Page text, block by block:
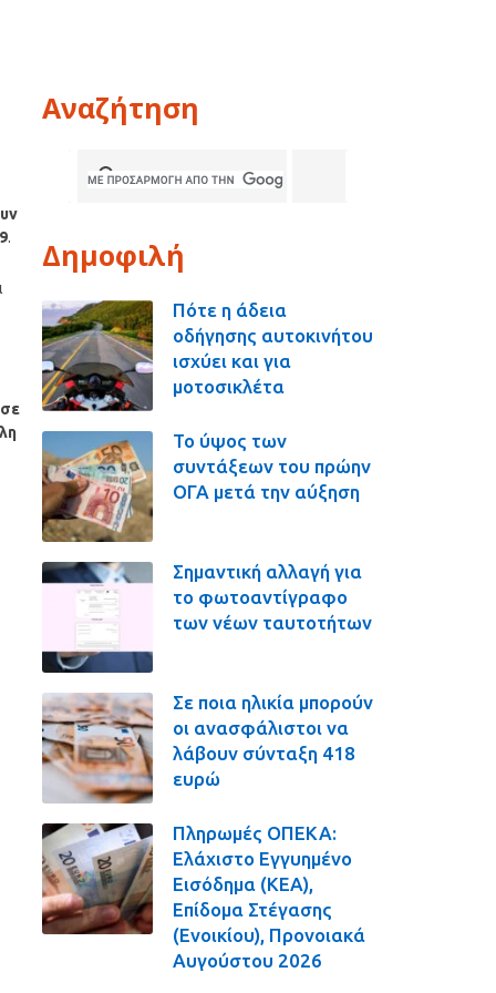
.
Αναζήτηση
Δημοφιλή
Πότε η άδεια
οδήγησης αυτοκινήτου
ισχύει και για
μοτοσικλέτα
Το ύψος των
συντάξεων του πρώην
ΟΓΑ μετά την αύξηση
Σημαντική αλλαγή για
το φωτοαντίγραφο
των νέων ταυτοτήτων
Σε ποια ηλικία μπορούν
οι ανασφάλιστοι να
λάβουν σύνταξη 418
ευρώ
Πληρωμές ΟΠΕΚΑ:
Ελάχιστο Εγγυημένο
Εισόδημα (ΚΕΑ),
Επίδομα Στέγασης
(Ενοικίου), Προνοιακά
Αυγούστου 2026